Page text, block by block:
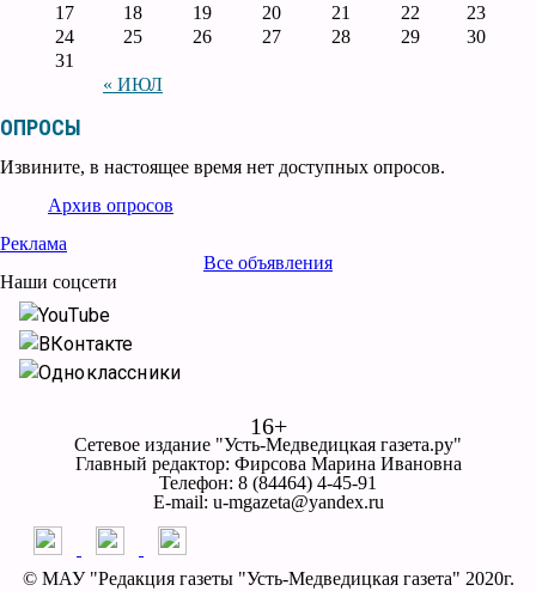
« ИЮЛ
17
18 19 20 21 22
23
24
25 26 27 28 29
30
31
ОПРОСЫ
Извините, в настоящее время нет доступных опросов.
Архив опросов
Реклама
Все объявления
Наши соцсети
YouTube
ВКонтакте
Одноклассники
16+
Сетевое издание "Усть-Медведицкая газета.ру"
Главный редактор: Фирсова Марина Ивановна
Телефон: 8 (84464) 4-45-91
E-mail: u-mgazeta@yandex.ru
© МАУ "Редакция газеты "Усть-Медведицкая газета" 2020г.